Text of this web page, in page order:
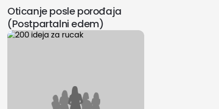
Oticanje posle porođaja
(Postpartalni edem)